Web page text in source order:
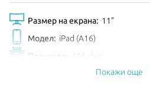
Размер на екрана: 11"
Модел: iPad (A16)
Процесор:
A16 chip
128GBПокажи още